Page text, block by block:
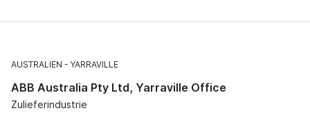
AUSTRALIEN YARRAVILLE
ABB Australia Pty Ltd, Yarraville Office
Zulieferindustrie